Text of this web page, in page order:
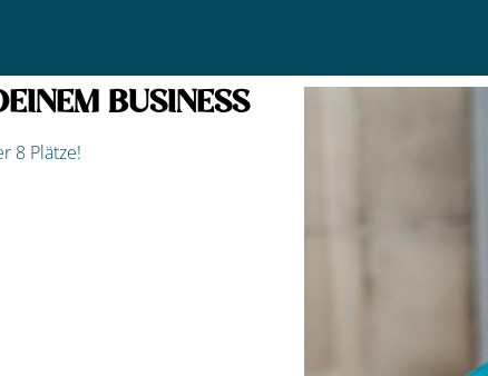
BUSINESS
8 Plätze!